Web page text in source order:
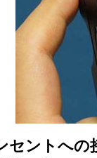
ントへの